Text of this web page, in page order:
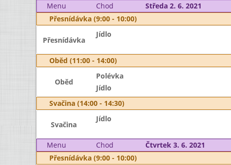
Menu Chod Středa 2. 6. 2021
Přesnídávka (9:00 - 10:00)
Přesnídávka
Jídlo
Oběd (11:00 - 14:00)
Oběd
Polévka
Jídlo
Svačina (14:00 - 14:30)
Svačina
Jídlo
Menu Chod Čtvrtek 3. 6. 2021
Přesnídávka (9:00 - 10:00)